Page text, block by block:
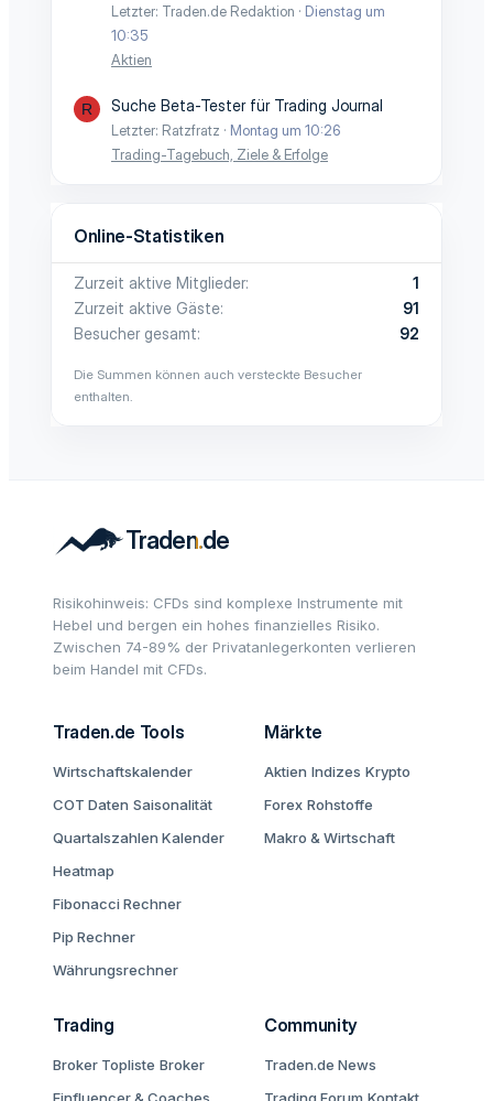
Letzter: Traden.de Redaktion
Dienstag um
10:35
Aktien
R Suche Beta-Tester für Trading Journal
Letzter: Ratzfratz
Montag um 10:26
Trading-Tagebuch, Ziele & Erfolge
Online-Statistiken
Zurzeit aktive Mitglieder
1
Zurzeit aktive Gäste
91
Besucher gesamt
92
Die Summen können auch versteckte Besucher
enthalten.
Risikohinweis: CFDs sind komplexe Instrumente mit
Hebel und bergen ein hohes finanzielles Risiko.
Zwischen 74-89% der Privatanlegerkonten verlieren
beim Handel mit CFDs.
Traden.de Tools
Wirtschaftskalender
COT Daten Saisonalität
Quartalszahlen Kalender
Heatmap
Fibonacci Rechner
Pip Rechner
Währungsrechner
Märkte
Aktien Indizes Krypto
Forex Rohstoffe
Makro & Wirtschaft
Trading
Broker Topliste Broker
Community
Traden.de News